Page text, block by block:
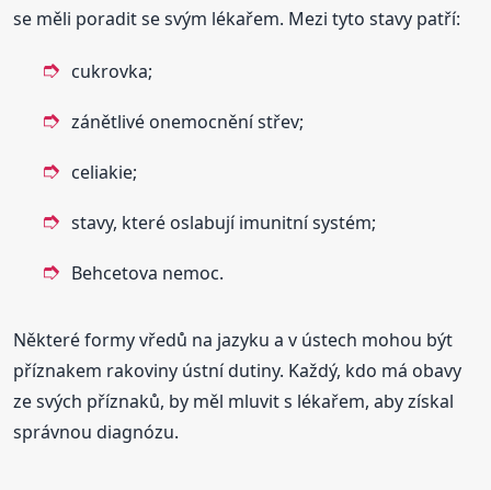
se měli poradit se svým lékařem. Mezi tyto stavy patří:
cukrovka;
zánětlivé onemocnění střev;
celiakie;
stavy, které oslabují imunitní systém;
Behcetova nemoc.
Některé formy vředů na jazyku a v ústech mohou být
příznakem rakoviny ústní dutiny. Každý, kdo má obavy
ze svých příznaků, by měl mluvit s lékařem, aby získal
správnou diagnózu.